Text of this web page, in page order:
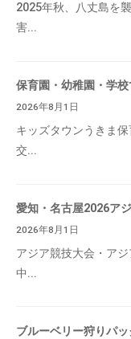
2025年秋、八丈島を
害...
保育園・幼稚園・学
2026年8月1日
キッズタウンうきま
交...
愛知・名古屋2026ア
2026年8月1日
アジア競技大会・ア
中...
ブルーベリー狩りパ